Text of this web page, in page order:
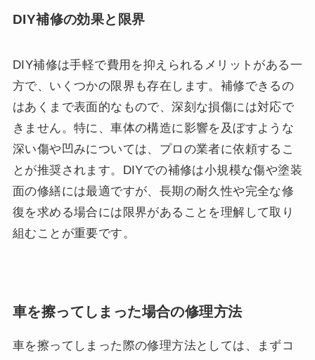
DIY補修の効果と限界
DIY補修は手軽で費用を抑えられるメリットがある一
方で、いくつかの限界も存在します。補修できるの
はあくまで表面的なもので、深刻な損傷には対応で
きません。特に、車体の構造に影響を及ぼすような
深い傷や凹みについては、プロの業者に依頼するこ
とが推奨されます。DIYでの補修は小規模な傷や塗装
面の修繕には最適ですが、長期の耐久性や完全な修
復を求める場合には限界があることを理解して取り
組むことが重要です。
車を擦ってしまった場合の修理方法
車を擦ってしまった際の修理方法としては、まずコ